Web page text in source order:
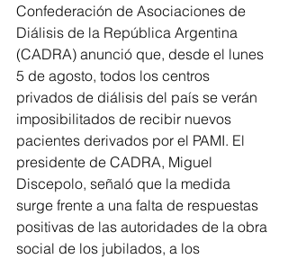
Confederación de Asociaciones de
Diálisis de la República Argentina
(CADRA) anunció que, desde el lunes
5 de agosto, todos los centros
privados de diálisis del país se verán
imposibilitados de recibir nuevos
pacientes derivados por el PAMI. El
presidente de CADRA, Miguel
Discepolo, señaló que la medida
surge frente a una falta de respuestas
positivas de las autoridades de la obra
social de los jubilados, a los